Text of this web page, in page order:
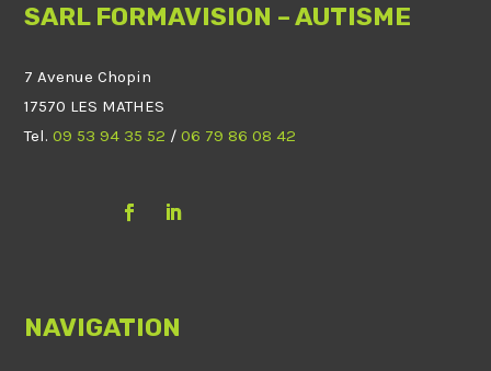
SARL FORMAVISION – AUTISME
7 Avenue Chopin
17570 LES MATHES
Tel.09 53 94 35 52 /06 79 86 08 42
NAVIGATION